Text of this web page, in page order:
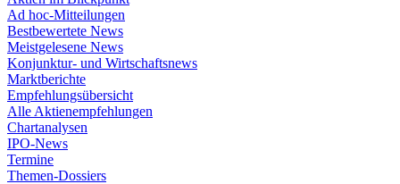
Ad hoc-Mitteilungen
Bestbewertete News
Meistgelesene News
Konjunktur- und Wirtschaftsnews
Marktberichte
Empfehlungsübersicht
Alle Aktienempfehlungen
Chartanalysen
IPO-News
Termine
Themen-Dossiers